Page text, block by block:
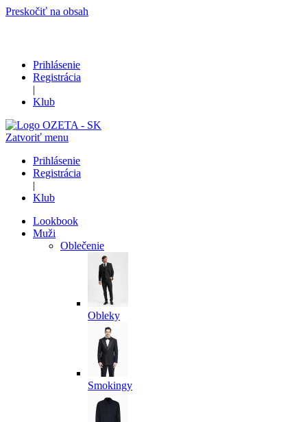
Preskočiť na obsah
Prihlásenie
Registrácia
|
Klub
Zatvoriť menu
Prihlásenie
Registrácia
|
Klub
Lookbook
Muži
Oblečenie
Obleky
Smokingy